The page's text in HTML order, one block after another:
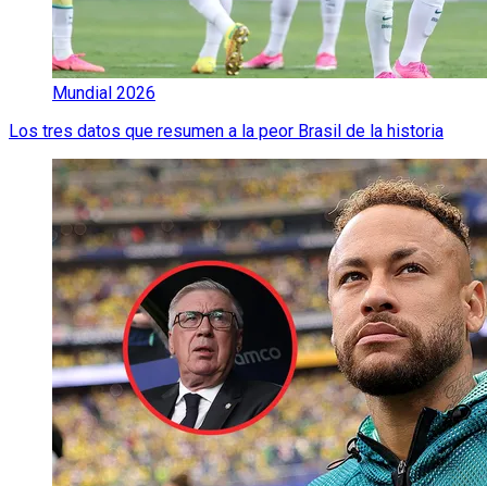
Mundial 2026
Los tres datos que resumen a la peor Brasil de la historia